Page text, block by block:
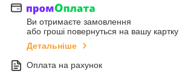
Ви отримаєте замовлення
або гроші повернуться на вашу картку
Детальніше
Оплата на рахунок